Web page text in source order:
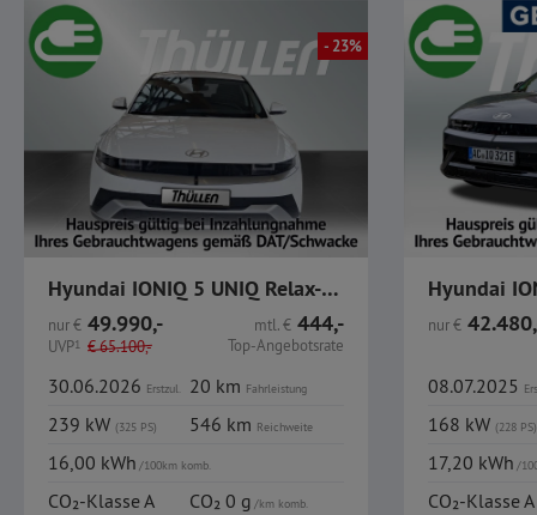
- 23%
Hyundai IONIQ 5 UNIQ Relax-Paket Allrad 84 kWh
nur€ 49.990,-
UVP1 €65.100,-
mtl.€ 444,-
Top-Angebotsrate
30.06.2026 Erstzul. 20 km Fahrleistung
239 kW (325 PS) 546 km Reichweite
16,00 kWh/100km komb.
CO₂-Klasse A CO₂ 0 g/km komb.
nur€
08.07.2025
168 kW (228 PS)
17,20 kWh/
CO₂-Klasse A